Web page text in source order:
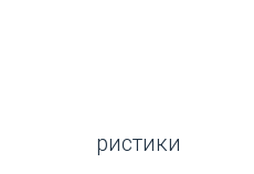
Характеристики